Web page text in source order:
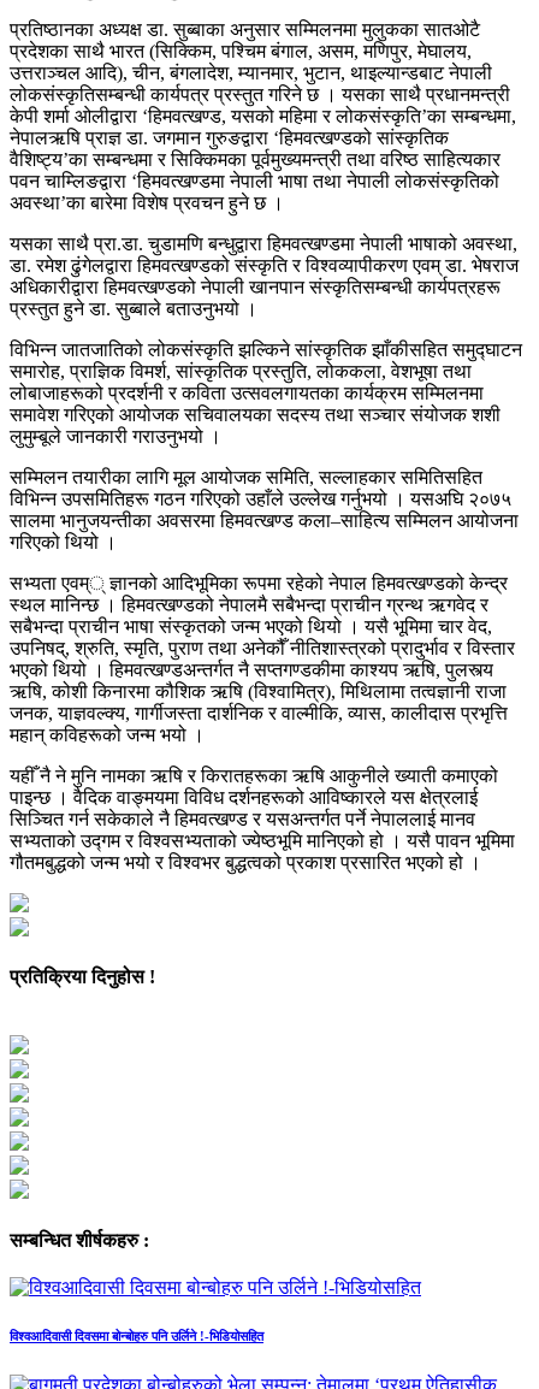
प्रतिष्ठानका अध्यक्ष डा. सुब्बाका अनुसार सम्मिलनमा मुलुकका सातओटै
प्रदेशका साथै भारत (सिक्किम, पश्चिम बंगाल, असम, मणिपुर, मेघालय,
उत्तराञ्चल आदि), चीन, बंगलादेश, म्यानमार, भुटान, थाइल्यान्डबाट नेपाली
लोकसंस्कृतिसम्बन्धी कार्यपत्र प्रस्तुत गरिने छ । यसका साथै प्रधानमन्त्री
केपी शर्मा ओलीद्वारा ‘हिमवत्खण्ड, यसको महिमा र लोकसंस्कृति’का सम्बन्धमा,
नेपालऋषि प्राज्ञ डा. जगमान गुरुङद्वारा ‘हिमवत्खण्डको सांस्कृतिक
वैशिष्ट्य’का सम्बन्धमा र सिक्किमका पूर्वमुख्यमन्त्री तथा वरिष्ठ साहित्यकार
पवन चाम्लिङद्वारा ‘हिमवत्खण्डमा नेपाली भाषा तथा नेपाली लोकसंस्कृतिको
अवस्था’का बारेमा विशेष प्रवचन हुने छ ।
यसका साथै प्रा.डा. चुडामणि बन्धुद्वारा हिमवत्खण्डमा नेपाली भाषाको अवस्था,
डा. रमेश ढुंगेलद्वारा हिमवत्खण्डको संस्कृति र विश्वव्यापीकरण एवम् डा. भेषराज
अधिकारीद्वारा हिमवत्खण्डको नेपाली खानपान संस्कृतिसम्बन्धी कार्यपत्रहरू
प्रस्तुत हुने डा. सुब्बाले बताउनुभयो ।
विभिन्न जातजातिको लोकसंस्कृति झल्किने सांस्कृतिक झाँकीसहित समुद्घाटन
समारोह, प्राज्ञिक विमर्श, सांस्कृतिक प्रस्तुति, लोककला, वेशभूषा तथा
लोबाजाहरूको प्रदर्शनी र कविता उत्सवलगायतका कार्यक्रम सम्मिलनमा
समावेश गरिएको आयोजक सचिवालयका सदस्य तथा सञ्चार संयोजक शशी
लुमुम्बूले जानकारी गराउनुभयो ।
सम्मिलन तयारीका लागि मूल आयोजक समिति, सल्लाहकार समितिसहित
विभिन्न उपसमितिहरू गठन गरिएको उहाँले उल्लेख गर्नुभयो । यसअघि २०७५
सालमा भानुजयन्तीका अवसरमा हिमवत्खण्ड कला–साहित्य सम्मिलन आयोजना
गरिएको थियो ।
सभ्यता एवम्् ज्ञानको आदिभूमिका रूपमा रहेको नेपाल हिमवत्खण्डको केन्द्र
स्थल मानिन्छ । हिमवत्खण्डको नेपालमै सबैभन्दा प्राचीन ग्रन्थ ऋगवेद र
सबैभन्दा प्राचीन भाषा संस्कृतको जन्म भएको थियो । यसै भूमिमा चार वेद,
उपनिषद्, श्रुति, स्मृति, पुराण तथा अनेकौँ नीतिशास्त्रको प्रादुर्भाव र विस्तार
भएको थियो । हिमवत्खण्डअन्तर्गत नै सप्तगण्डकीमा काश्यप ऋषि, पुलस्त्य
ऋषि, कोशी किनारमा कौशिक ऋषि (विश्वामित्र), मिथिलामा तत्वज्ञानी राजा
जनक, याज्ञवल्क्य, गार्गीजस्ता दार्शनिक र वाल्मीकि, व्यास, कालीदास प्रभृत्ति
महान् कविहरूको जन्म भयो ।
यहीँ नै ने मुनि नामका ऋषि र किरातहरूका ऋषि आकुनीले ख्याती कमाएको
पाइन्छ । वैदिक वाङ्मयमा विविध दर्शनहरूको आविष्कारले यस क्षेत्रलाई
सिञ्चित गर्न सकेकाले नै हिमवत्खण्ड र यसअन्तर्गत पर्ने नेपाललाई मानव
सभ्यताको उद्गम र विश्वसभ्यताको ज्येष्ठभूमि मानिएको हो । यसै पावन भूमिमा
गौतमबुद्धको जन्म भयो र विश्वभर बुद्धत्वको प्रकाश प्रसारित भएको हो ।
प्रतिक्रिया दिनुहोस !
सम्बन्धित शीर्षकहरु :
विश्वआदिवासी दिवसमा बोन्बोहरु पनि उर्लिने !-भिडियोसहित